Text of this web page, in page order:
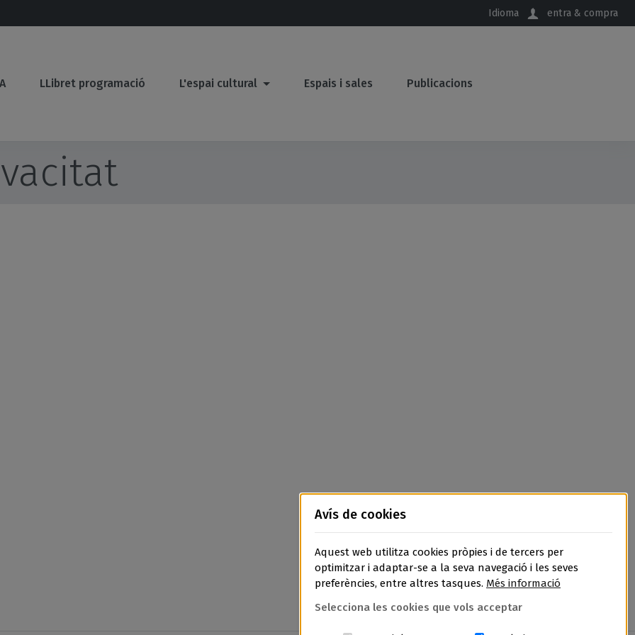
Idioma entra & compra
LLibret programació L'espai cultural Espais i sales Publicacions
Avís de cookies
Aquest web utilitza cookies pròpies i de tercers per
optimitzar i adaptar-se a la seva navegació i les seves
preferències, entre altres tasques. Més informació
Selecciona les cookies que vols acceptar